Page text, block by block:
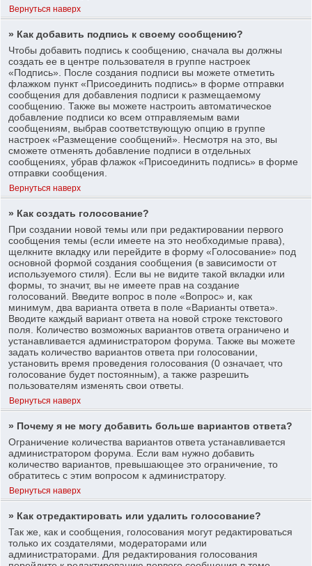
Вернуться наверх
» Как добавить подпись к своему сообщению?
Чтобы добавить подпись к сообщению, сначала вы должны
создать ее в центре пользователя в группе настроек
«Подпись». После создания подписи вы можете отметить
флажком пункт «Присоединить подпись» в форме отправки
сообщения для добавления подписи к размещаемому
сообщению. Также вы можете настроить автоматическое
добавление подписи ко всем отправляемым вами
сообщениям, выбрав соответствующую опцию в группе
настроек «Размещение сообщений». Несмотря на это, вы
сможете отменять добавление подписи в отдельных
сообщениях, убрав флажок «Присоединить подпись» в форме
отправки сообщения.
Вернуться наверх
» Как создать голосование?
При создании новой темы или при редактировании первого
сообщения темы (если имеете на это необходимые права),
щелкните вкладку или перейдите в форму «Голосование» под
основной формой создания сообщения (в зависимости от
используемого стиля). Если вы не видите такой вкладки или
формы, то значит, вы не имеете прав на создание
голосований. Введите вопрос в поле «Вопрос» и, как
минимум, два варианта ответа в поле «Варианты ответа».
Вводите каждый вариант ответа на новой строке текстового
поля. Количество возможных вариантов ответа ограничено и
устанавливается администратором форума. Также вы можете
задать количество вариантов ответа при голосовании,
установить время проведения голосования (0 означает, что
голосование будет постоянным), а также разрешить
пользователям изменять свои ответы.
Вернуться наверх
» Почему я не могу добавить больше вариантов ответа?
Ограничение количества вариантов ответа устанавливается
администратором форума. Если вам нужно добавить
количество вариантов, превышающее это ограничение, то
обратитесь с этим вопросом к администратору.
Вернуться наверх
» Как отредактировать или удалить голосование?
Так же, как и сообщения, голосования могут редактироваться
только их создателями, модераторами или
администраторами. Для редактирования голосования